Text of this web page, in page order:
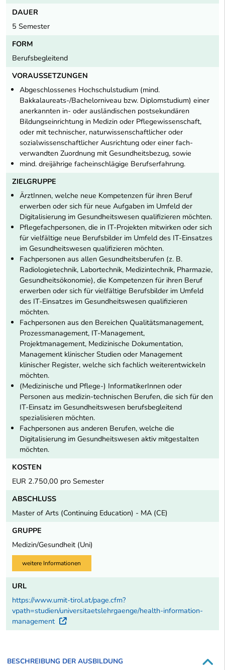
DAUER
5 Semester
FORM
Berufsbegleitend
VORAUSSETZUNGEN
Abgeschlossenes Hochschulstudium (mind.
Bakkalaureats-/Bachelorniveau bzw. Diplom­studium) einer
anerkannten in- oder ausländischen postsekundären
Bildungs­­­einrichtung in Medizin oder Pflegewissenschaft,
oder mit technischer, natur­wissenschaftlicher oder
sozialwissenschaftlicher Ausrichtung oder einer fach­
verwandten Zuordnung mit Gesundheitsbezug, sowie
mind. dreijährige facheinschlägige Berufserfahrung.
ZIELGRUPPE
ÄrztInnen, welche neue Kompetenzen für ihren Beruf
erwerben oder sich für neue Aufgaben im Umfeld der
Digitalisierung im Gesundheitswesen qualifizieren möchten.
Pflegefachpersonen, die in IT-Projekten mitwirken oder sich
für vielfältige neue Berufsbilder im Umfeld des IT-Einsatzes
im Gesundheitswesen qualifizieren möchten.
Fachpersonen aus allen Gesundheitsberufen (z. B.
Radiologietechnik, Labortechnik, Medizintechnik, Pharmazie,
Gesundheitsökonomie), die Kompetenzen für ihren Beruf
erwerben oder sich für vielfältige Berufsbilder im Umfeld
des IT-Einsatzes im Gesundheitswesen qualifizieren
möchten.
Fachpersonen aus den Bereichen Qualitätsmanagement,
Prozessmanagement, IT-Management,
Projektmanagement, Medizinische Dokumentation,
Management klinischer Studien oder Management
klinischer Register, welche sich fachlich weiterentwickeln
möchten.
(Medizinische und Pflege-) InformatikerInnen oder
Personen aus medizin-technischen Berufen, die sich für den
IT-Einsatz im Gesundheitswesen berufsbegleitend
spezialisieren möchten.
Fachpersonen aus anderen Berufen, welche die
Digitalisierung im Gesundheitswesen aktiv mitgestalten
möchten.
KOSTEN
EUR 2.750,00 pro Semester
ABSCHLUSS
Master of Arts (Continuing Education) - MA (CE)
GRUPPE
Medizin/Gesundheit (Uni)
weitere Informationen
URL
https://www.umit-tirol.at/page.cfm?
vpath=studien/universitaetslehrgaenge/health-information-
management
Externer Link
BESCHREIBUNG DER AUSBILDUNG